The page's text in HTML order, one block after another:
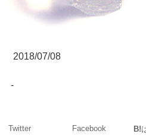
2018/07/08
-
Twitter Facebook B!